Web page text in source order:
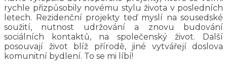
rychle přizpůsobily novému stylu života v posledních
letech. Rezidenční projekty teď myslí na sousedské
soužití, nutnost udržování a znovu budování
sociálních kontaktů, na společenský život. Další
posouvají život blíž přírodě, jiné vytvářejí doslova
komunitní bydlení. To se mi líbí!